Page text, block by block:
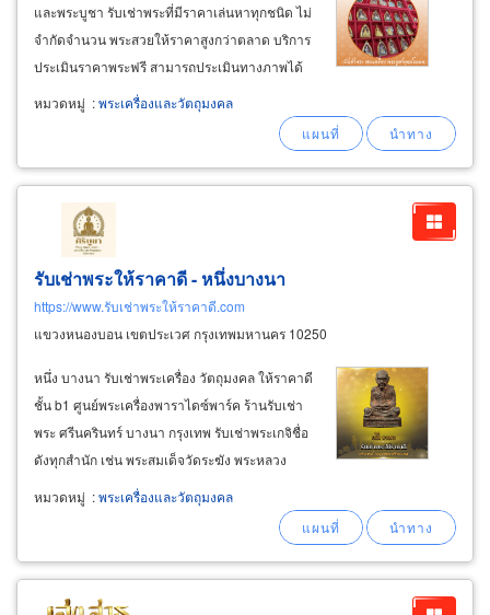
และพระบูชา รับเช่าพระที่มีราคาเล่นหาทุกชนิด ไม่
จำกัดจำนวน พระสวยให้ราคาสูงกว่าตลาด บริการ
ประเมินราคาพระฟรี สามารถประเมินทางภาพได้
เลย รับเช่าพระเกจิชื่อดัง เช่น หลวงพ่อปาน หลวงปู่
โต๊ะ หลวงปู่ทิม หลวงพ่อคูณ หลวงพ่อเงิน พระผง
หมวดหมู่ :พระเครื่องและวัตถุมงคล
รับเช่าพระให้ราคาดี - หนึ่งบางนา
https://www.รับเช่าพระให้ราคาดี.com
แขวงหนองบอน เขตประเวศ กรุงเทพมหานคร 10250
หนึ่ง บางนา รับเช่าพระเครื่อง วัตถุมงคล ให้ราคาดี
ชั้น b1 ศูนย์พระเครื่องพาราไดซ์พาร์ค ร้านรับเช่า
พระ ศรีนครินทร์ บางนา กรุงเทพ รับเช่าพระเกจิชื่อ
ดังทุกสำนัก เช่น พระสมเด็จวัดระฆัง พระหลวง
ปู่ทวด พระหลวงปู่โต๊ะ พระหลวงปู่ทิม หลวงปปู่หมุน
รับเช่าพระกรุ พระเก่า พระใหม่ รับเช่าพระเดี่ยวและ
หมวดหมู่ :พระเครื่องและวัตถุมงคล